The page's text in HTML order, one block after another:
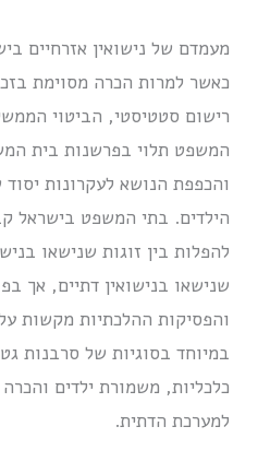
מעמדם של נישואין אזרחיים
כאשר למרות הכרה מסוימת
רישום סטטיסטי, הביטוי
המשפט תלוי בפרשנות בית
והכפפת הנושא לעקרונות
הילדים. בתי המשפט בישראל
להפלות בין זוגות שנישאו
שנישאו בנישואין דתיים, אך
והפסיקות ההלכתיות מקשות
במיוחד בסוגיות של סרבנות
כלכליות, משמורת ילדים
למערכת הדתית.